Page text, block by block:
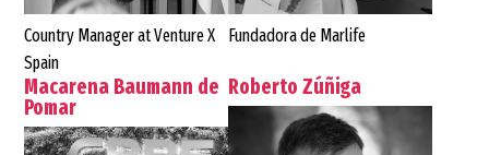
Country Manager at Venture X
Spain
Fundadora de Marlife
Macarena Baumann de
Pomar
Roberto Zúñiga